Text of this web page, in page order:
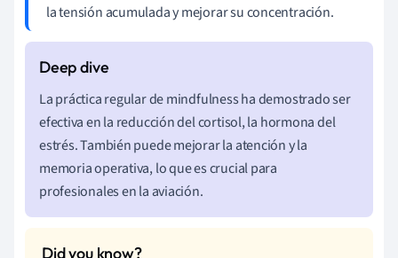
la tensión acumulada y mejorar su concentración.
La práctica regular de mindfulness ha demostrado ser
efectiva en la reducción del cortisol, la hormona del
estrés. También puede mejorar la atención y la
memoria operativa, lo que es crucial para
profesionales en la aviación.